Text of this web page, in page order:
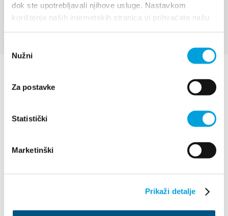
dok ste upotrebljavali njihove usluge. Nastavkom
korištenja naših internetskih stranica vi prihvaćate našu
pristanka
Nužni
Za postavke
Statistički
Marketinški
Prikaži detalje
EXPLORER
21216 Kaštel Stari, Hrvatska
Les directions